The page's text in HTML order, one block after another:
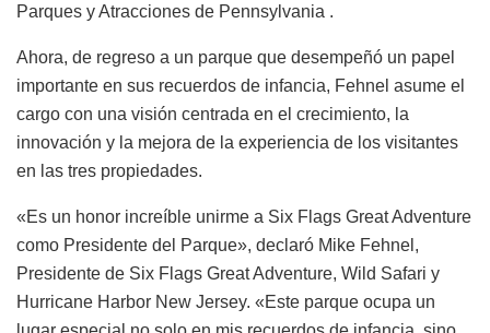
Parques y Atracciones de Pennsylvania .
Ahora, de regreso a un parque que desempeñó un papel
importante en sus recuerdos de infancia, Fehnel asume el
cargo con una visión centrada en el crecimiento, la
innovación y la mejora de la experiencia de los visitantes
en las tres propiedades.
«Es un honor increíble unirme a Six Flags Great Adventure
como Presidente del Parque», declaró Mike Fehnel,
Presidente de Six Flags Great Adventure, Wild Safari y
Hurricane Harbor New Jersey. «Este parque ocupa un